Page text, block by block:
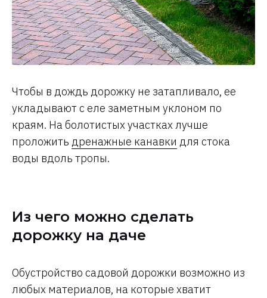
Чтобы в дождь дорожку не затапливало, ее
укладывают с еле заметным уклоном по
краям. На болотистых участках лучше
проложить дренажные канавки для стока
воды вдоль тропы.
Из чего можно сделать
дорожку на даче
Обустройство садовой дорожки возможно из
любых материалов, на которые хватит